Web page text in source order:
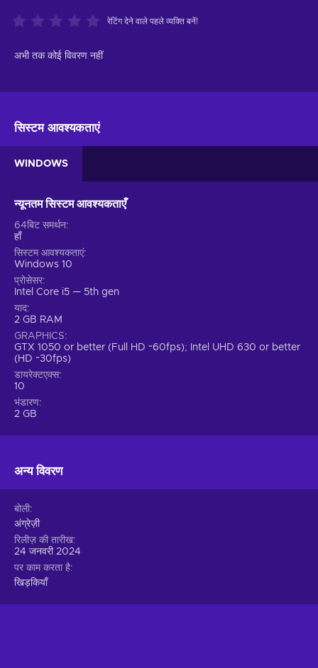
रेटिंग देने वाले पहले व्यक्ति बनें!
अभी तक कोई विवरण नहीं
सिस्टम आवश्यकताएं
WINDOWS
न्यूनतम सिस्टम आवश्यकताएँ
64बिट समर्थन
हाँ
सिस्टम आवश्यकताएं
Windows 10
प्रोसेसर
Intel Core i5 — 5th gen
याद
2 GB RAM
GRAPHICS
GTX 1050 or better (Full HD ~60fps); Intel UHD 630 or better
(HD ~30fps)
डायरेक्टएक्स
10
भंडारण
2 GB
अन्य विवरण
बोली
अंग्रेज़ी
रिलीज़ की तारीख
24 जनवरी 2024
पर काम करता है
खिड़कियाँ